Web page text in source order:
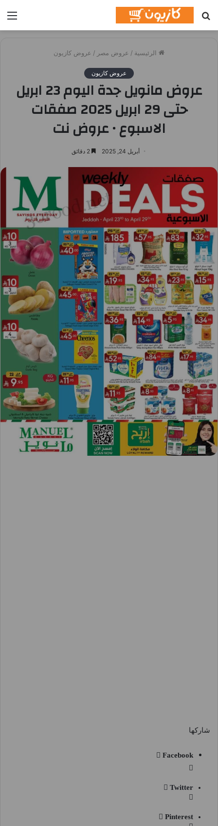
عن
الرئيسية / عروض مصر / عروض كازيون
عروض كازيون
عروض مانويل جدة اليوم 23 ابريل
حتى 29 ابريل 2025 صفقات
الاسبوع • عروض نت
أبريل 24, 2025 2 دقائق
شاركها
Facebook
Twitter
Pinterest